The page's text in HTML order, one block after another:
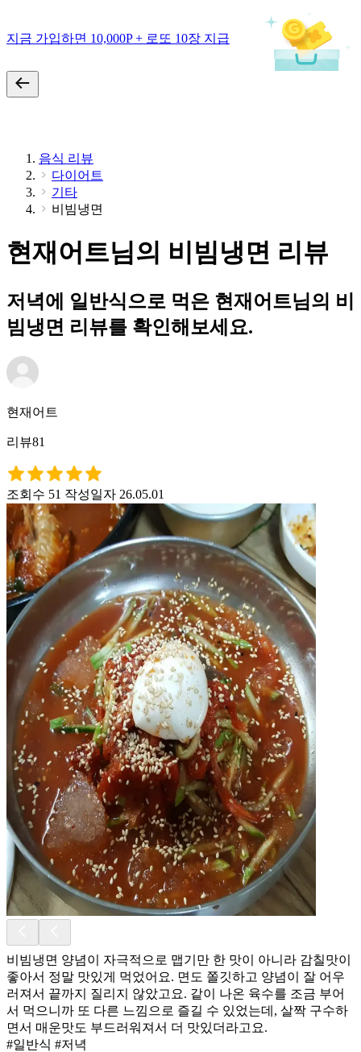
지금 가입하면 10,000P + 로또 10장 지급
음식 리뷰
다이어트
기타
비빔냉면
현재어트님의 비빔냉면 리뷰
저녁에 일반식으로 먹은 현재어트님의 비
빔냉면 리뷰를 확인해보세요.
현재어트
리뷰81
조회수 51 작성일자 26.05.01
비빔냉면 양념이 자극적으로 맵기만 한 맛이 아니라 감칠맛이
좋아서 정말 맛있게 먹었어요. 면도 쫄깃하고 양념이 잘 어우
러져서 끝까지 질리지 않았고요. 같이 나온 육수를 조금 부어
서 먹으니까 또 다른 느낌으로 즐길 수 있었는데, 살짝 구수하
면서 매운맛도 부드러워져서 더 맛있더라고요.
#일반식 #저녁